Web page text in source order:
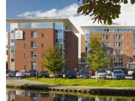
Doppelzimmer Deluxe
2 Erwachsene und 1 Kind